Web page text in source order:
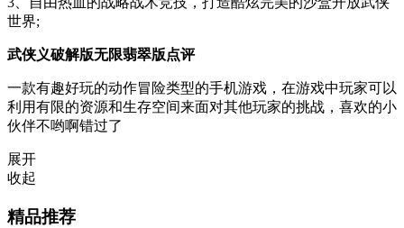
世界;
武侠义破解版无限翡翠版点评
一款有趣好玩的动作冒险类型的手机游戏，在游戏中玩家可以
利用有限的资源和生存空间来面对其他玩家的挑战，喜欢的小
伙伴不哟啊错过了
展开
收起
精品推荐